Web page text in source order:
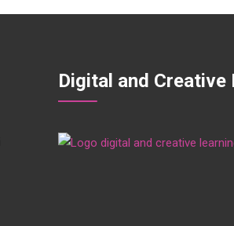
Digital and Creative